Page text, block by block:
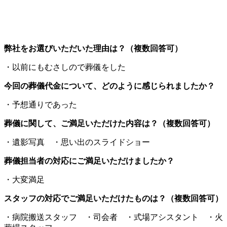
弊社をお選びいただいた理由は？（複数回答可）
・以前にもむさしので葬儀をした
今回の葬儀代金について、どのように感じられましたか？
・予想通りであった
葬儀に関して、ご満足いただけた内容は？（複数回答可）
・遺影写真 ・思い出のスライドショー
葬儀担当者の対応にご満足いただけましたか？
・大変満足
スタッフの対応でご満足いただけたものは？（複数回答可）
・病院搬送スタッフ ・司会者 ・式場アシスタント ・火